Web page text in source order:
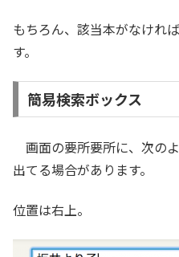
もちろん、該当本がなけれ
す。
簡易検索ボックス
画面の要所要所に、次の
出てる場合があります。
位置は右上。